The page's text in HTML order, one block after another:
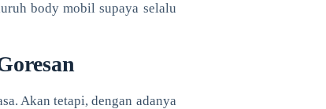
body mobil supaya selalu
Akan tetapi, dengan adanya